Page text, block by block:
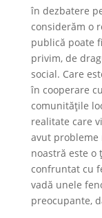
în dezbatere
considerăm o
publică poate
privim, de
social. Care
în cooperare
comunitățile
realitate care
avut probleme
noastră este o
confruntat cu
vadă unele
preocupante,